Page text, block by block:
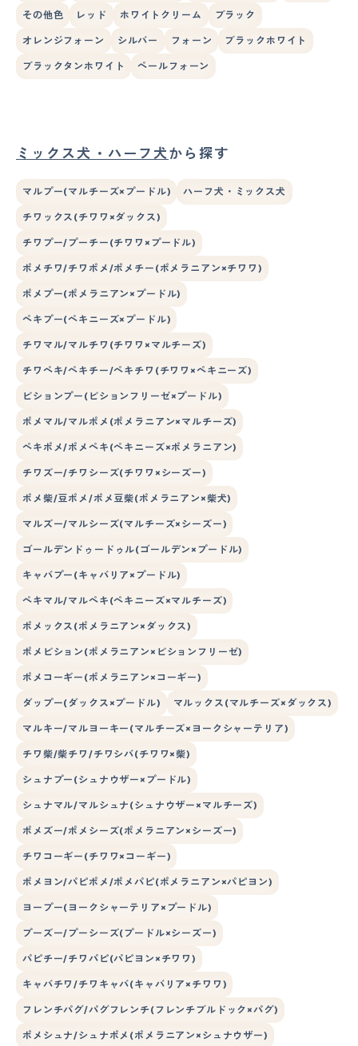
その他色 レッド ホワイトクリーム ブラック
オレンジフォーン シルバー フォーン ブラックホワイト
ブラックタンホワイト ペールフォーン
ミックス犬・ハーフ犬から探す
マルプー(マルチーズ×プードル) ハーフ犬・ミックス犬
チワックス(チワワ×ダックス)
チワプー/プーチー(チワワ×プードル)
ポメチワ/チワポメ/ポメチー(ポメラニアン×チワワ)
ポメプー(ポメラニアン×プードル)
ペキプー(ペキニーズ×プードル)
チワマル/マルチワ(チワワ×マルチーズ)
チワペキ/ペキチー/ペキチワ(チワワ×ペキニーズ)
ビションプー(ビションフリーゼ×プードル)
ポメマル/マルポメ(ポメラニアン×マルチーズ)
ペキポメ/ポメペキ(ペキニーズ×ポメラニアン)
チワズー/チワシーズ(チワワ×シーズー)
ポメ柴/豆ポメ/ポメ豆柴(ポメラニアン×柴犬)
マルズー/マルシーズ(マルチーズ×シーズー)
ゴールデンドゥードゥル(ゴールデン×プードル)
キャバプー(キャバリア×プードル)
ペキマル/マルペキ(ペキニーズ×マルチーズ)
ポメックス(ポメラニアン×ダックス)
ポメビション(ポメラニアン×ビションフリーゼ)
ポメコーギー(ポメラニアン×コーギー)
ダップー(ダックス×プードル) マルックス(マルチーズ×ダックス)
マルキー/マルヨーキー(マルチーズ×ヨークシャーテリア)
チワ柴/柴チワ/チワシバ(チワワ×柴)
シュナプー(シュナウザー×プードル)
シュナマル/マルシュナ(シュナウザー×マルチーズ)
ポメズー/ポメシーズ(ポメラニアン×シーズー)
チワコーギー(チワワ×コーギー)
ポメヨン/パピポメ/ポメパピ(ポメラニアン×パピヨン)
ヨープー(ヨークシャーテリア×プードル)
プーズー/プーシーズ(プードル×シーズー)
パピチー/チワパピ(パピヨン×チワワ)
キャバチワ/チワキャバ(キャバリア×チワワ)
フレンチパグ/パグフレンチ(フレンチブルドック×パグ)
ポメシュナ/シュナポメ(ポメラニアン×シュナウザー)